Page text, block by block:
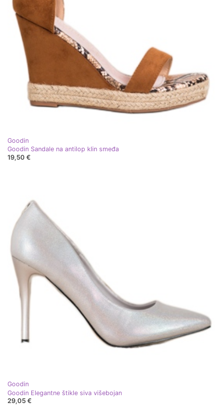
Goodin
Goodin Sandale na antilop klin smeđa
19,50 €
Goodin
Goodin Elegantne štikle siva višebojan
29,05 €